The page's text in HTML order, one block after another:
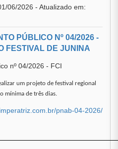
06/2026 - Atualizado em:
PÚBLICO Nº 04/2026 -
FESTIVAL DE JUNINA
nº 04/2026 - FCI
um projeto de festival regional
mínima de três dias.
pnab-04-2026/